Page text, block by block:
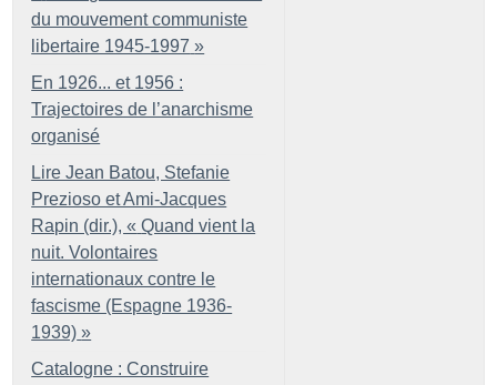
du mouvement communiste
libertaire 1945-1997 »
En 1926... et 1956 :
Trajectoires de l’anarchisme
organisé
Lire Jean Batou, Stefanie
Prezioso et Ami-Jacques
Rapin (dir.), « Quand vient la
nuit. Volontaires
internationaux contre le
fascisme (Espagne 1936-
1939) »
Catalogne : Construire